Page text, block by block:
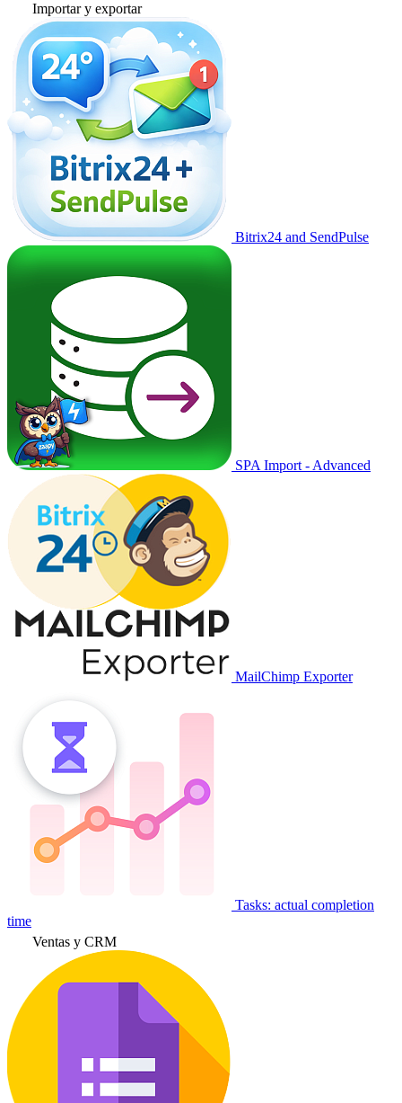
Importar y exportar
Bitrix24 and SendPulse
SPA Import - Advanced
MailChimp Exporter
Tasks: actual completion
time
Ventas y CRM